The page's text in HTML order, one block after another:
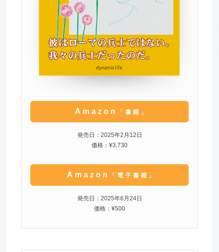
Amazon 「書籍」
発売日：2025年2月12日
価格：¥3,730
Amazon 「電子書籍」
発売日：2025年6月24日
価格：¥500